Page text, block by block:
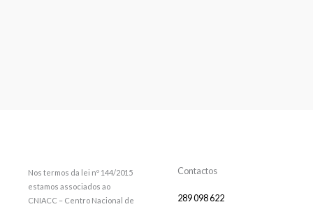
Nos termos da lei nº 144/2015
estamos associados ao
CNIACC – Centro Nacional de
Contactos
289 098 622